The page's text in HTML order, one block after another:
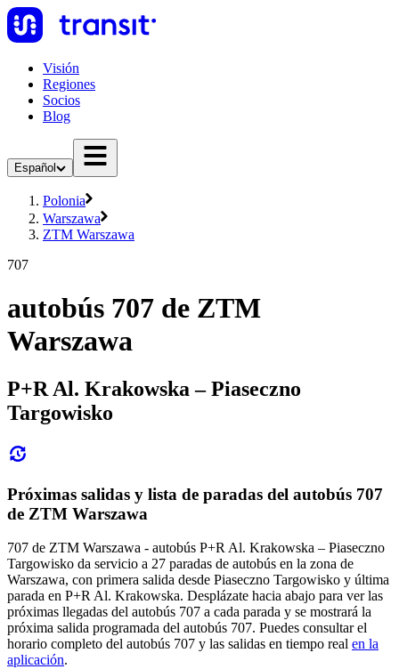
Visión
Regiones
Socios
Blog
Español
Polonia
Warszawa
ZTM Warszawa
707
autobús 707 de ZTM
Warszawa
P+R Al. Krakowska – Piaseczno
Targowisko
Próximas salidas y lista de paradas del autobús 707
de ZTM Warszawa
707 de ZTM Warszawa - autobús P+R Al. Krakowska – Piaseczno
Targowisko da servicio a 27 paradas de autobús en la zona de
Warszawa, con primera salida desde Piaseczno Targowisko y última
parada en P+R Al. Krakowska. Desplázate hacia abajo para ver las
próximas llegadas del autobús 707 a cada parada y se mostrará la
próxima salida programada del autobús 707. Puedes consultar el
horario completo del autobús 707 y las salidas en tiempo real en la
aplicación.